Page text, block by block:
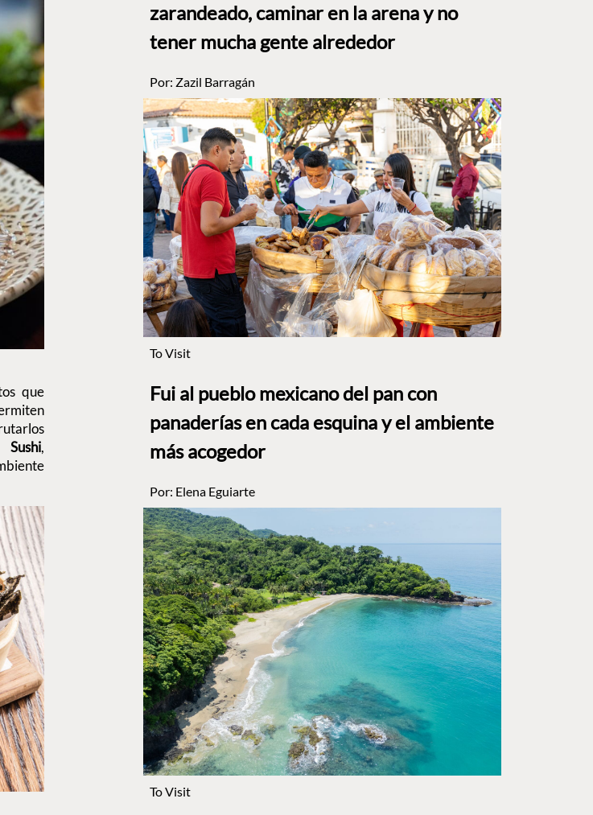
que
Sushi,
zarandeado, caminar en la arena y no
tener mucha gente alrededor
Por: Zazil Barragán
To Visit
Fui al pueblo mexicano del pan con
panaderías en cada esquina y el ambiente
más acogedor
Por: Elena Eguiarte
To Visit